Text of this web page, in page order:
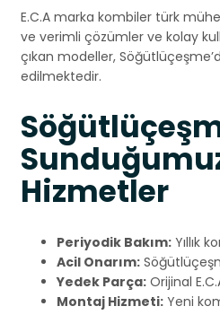
E.C.A marka kombiler türk
ve verimli çözümler ve kolay
çıkan modeller,
edilmektedir.
Hizmetler
Periyodik Bakım: Yıllık
Acil Onarım:
Yedek Parça: Orijinal
Montaj Hizmeti: Yeni